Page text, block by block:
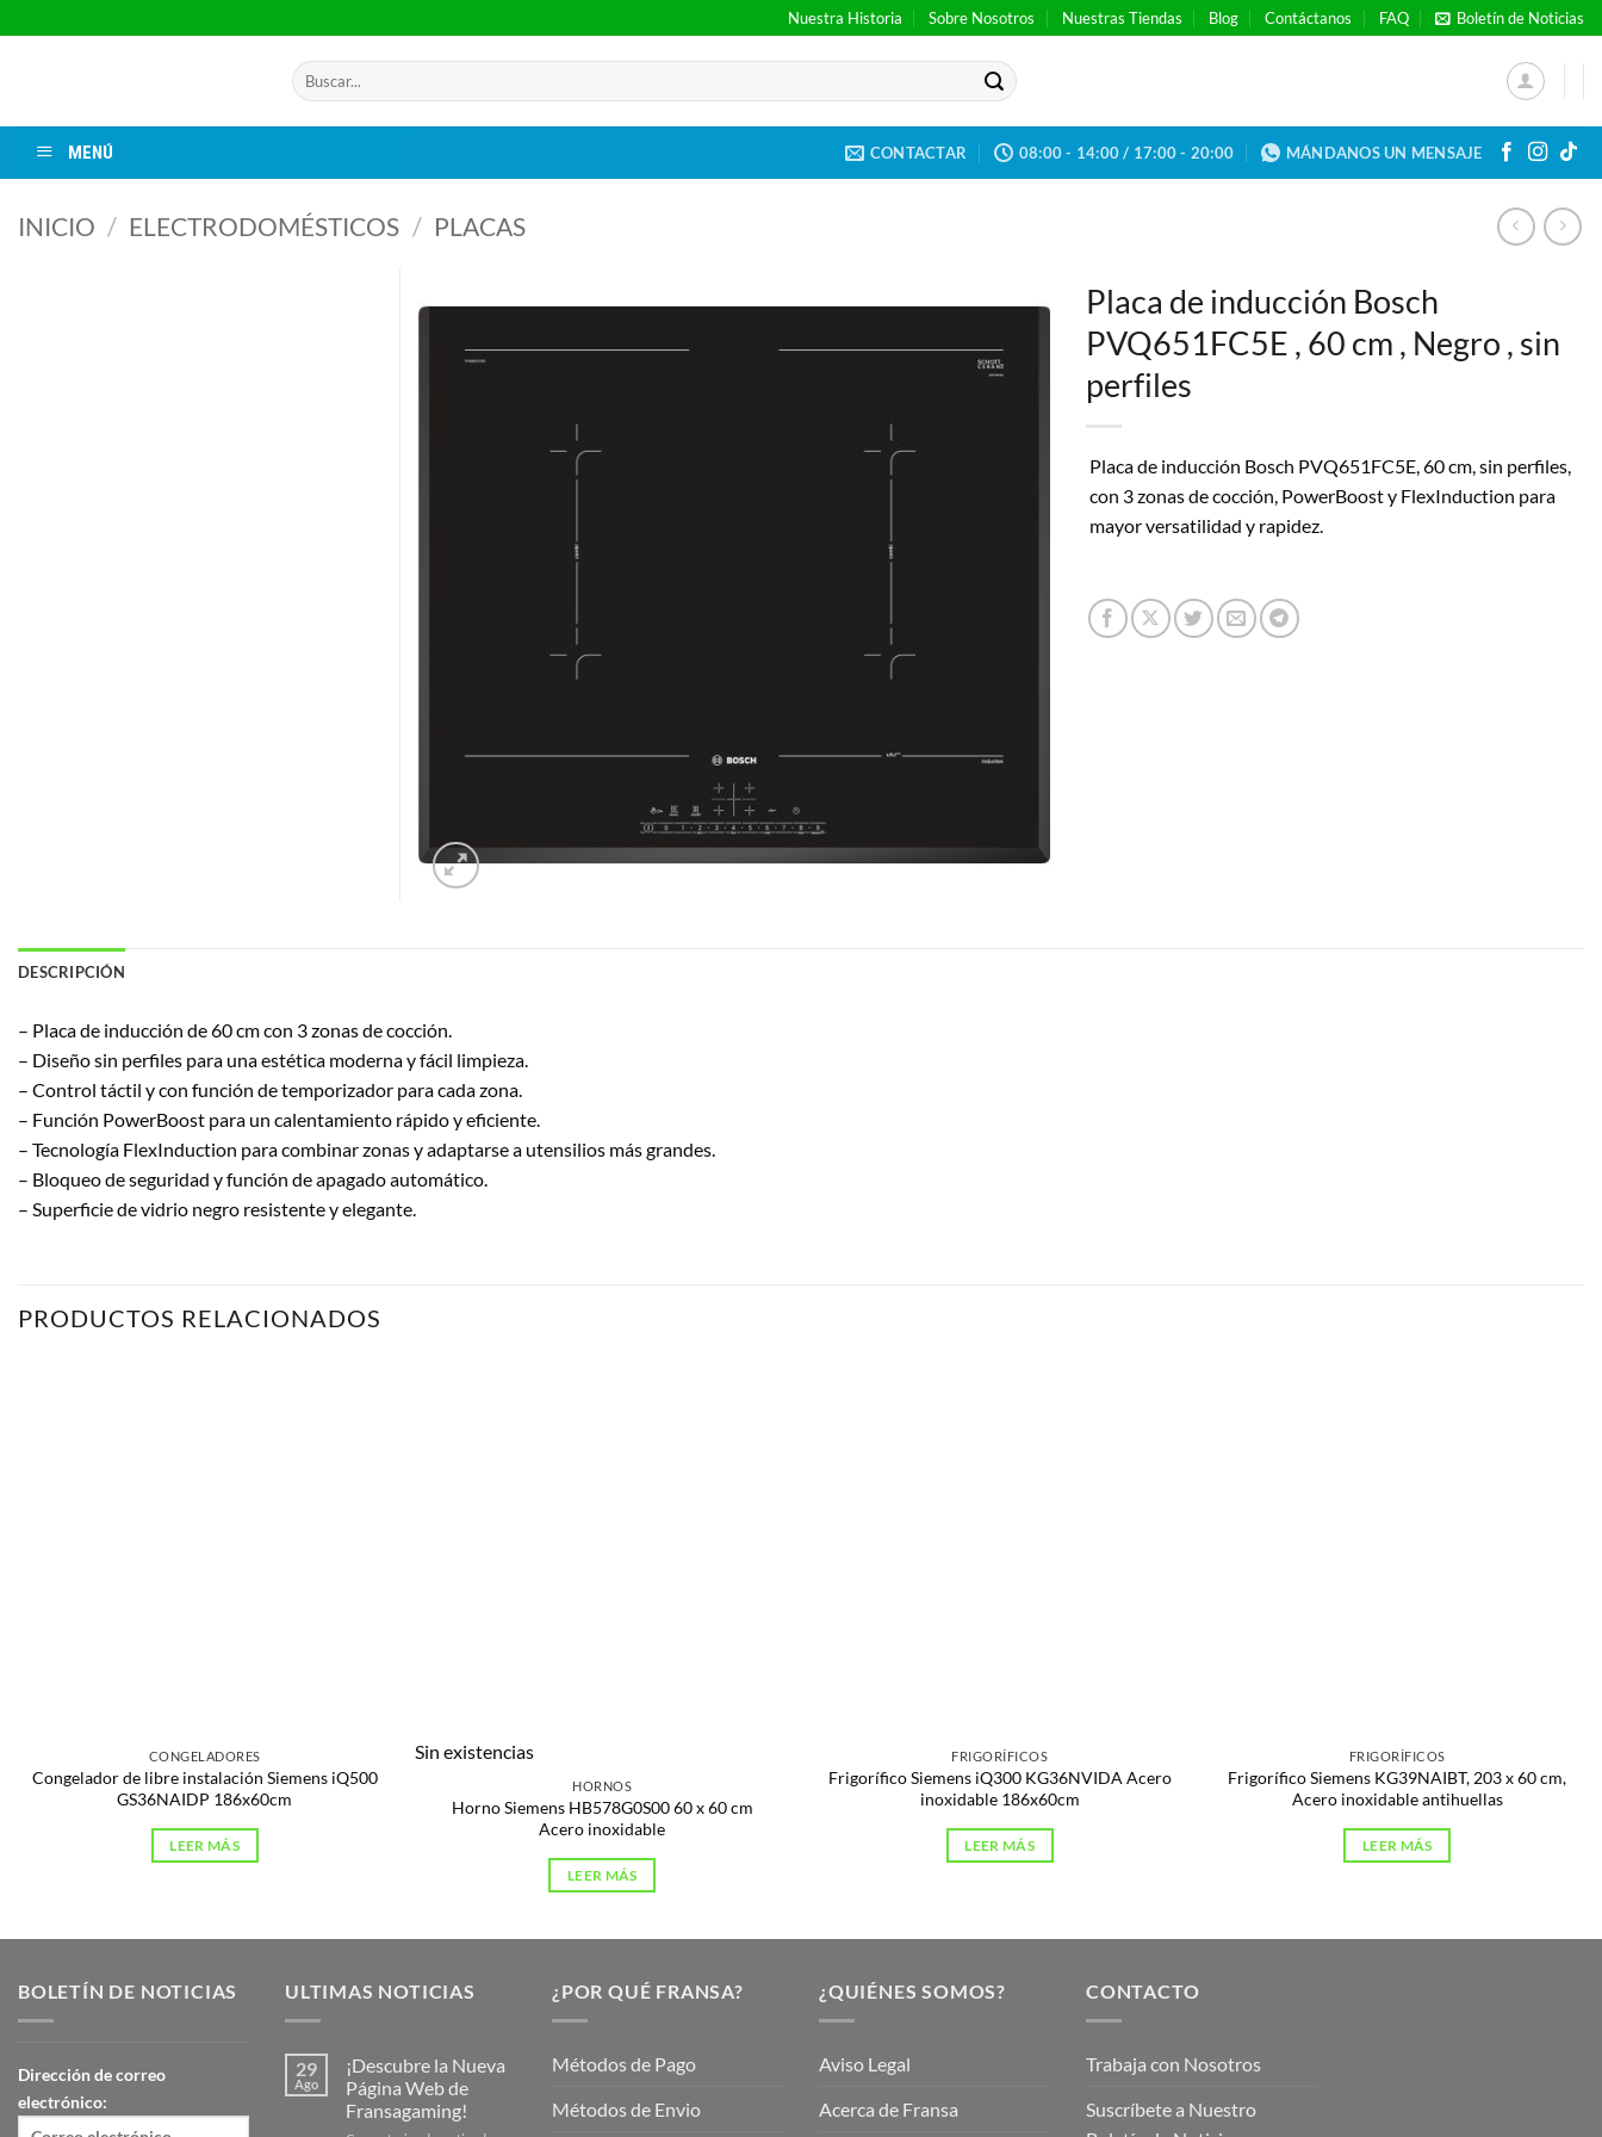
al
Nuestra Historia Sobre Nosotros Nuestras Tiendas Blog Contáctanos FAQ Boletín de Noticias
Buscar
por:
MENÚ CONTACTAR 08:00 - 14:00 / 17:00 - 20:00 MÁNDANOS UN MENSAJE
INICIO / ELECTRODOMÉSTICOS / PLACAS
Placa de inducción Bosch
PVQ651FC5E , 60 cm , Negro , sin
perfiles
Placa de inducción Bosch PVQ651FC5E, 60 cm, sin perfiles,
con 3 zonas de cocción, PowerBoost y FlexInduction para
mayor versatilidad y rapidez.
DESCRIPCIÓN
– Placa de inducción de 60 cm con 3 zonas de cocción.
– Diseño sin perfiles para una estética moderna y fácil limpieza.
– Control táctil y con función de temporizador para cada zona.
– Función PowerBoost para un calentamiento rápido y eficiente.
– Tecnología FlexInduction para combinar zonas y adaptarse a utensilios más grandes.
– Bloqueo de seguridad y función de apagado automático.
– Superficie de vidrio negro resistente y elegante.
PRODUCTOS RELACIONADOS
CONGELADORES
Congelador de libre instalación Siemens iQ500
GS36NAIDP 186x60cm
LEER MÁS
Sin existencias
HORNOS
Horno Siemens HB578G0S00 60 x 60 cm
Acero inoxidable
LEER MÁS
FRIGORÍFICOS
Frigorífico Siemens iQ300 KG36NVIDA Acero
inoxidable 186x60cm
LEER MÁS
FRIGORÍFICOS
Frigorífico Siemens KG39NAIBT, 203 x 60 cm,
Acero inoxidable antihuellas
LEER MÁS
BOLETÍN DE NOTICIAS
Dirección de correo
electrónico:
ULTIMAS NOTICIAS
29
Ago
¡Descubre la Nueva
Página Web de
Fransagaming!
¿POR QUÉ FRANSA?
Métodos de Pago
Métodos de Envio
¿QUIÉNES SOMOS?
Aviso Legal
Acerca de Fransa
CONTACTO
Trabaja con Nosotros
Suscríbete a Nuestro